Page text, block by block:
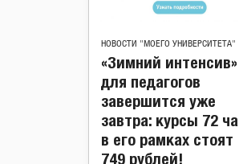
НОВОСТИ "МОЕГО УНИВЕРСИТЕТА"
«Зимний интенсив»
для педагогов
завершится уже
завтра: курсы 72
в его рамках стоят
749 рублей!